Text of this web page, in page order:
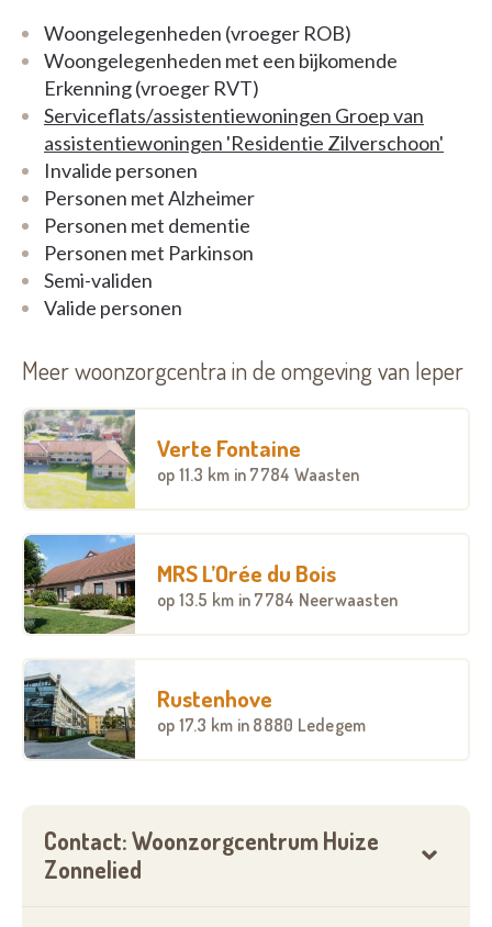
Woongelegenheden (vroeger ROB)
Woongelegenheden met een bijkomende
Erkenning (vroeger RVT)
Serviceflats/assistentiewoningen Groep van
assistentiewoningen 'Residentie Zilverschoon'
Invalide personen
Personen met Alzheimer
Personen met dementie
Personen met Parkinson
Semi-validen
Valide personen
Meer woonzorgcentra in de omgeving van Ieper
Verte Fontaine
op 11.3 km in 7784 Waasten
MRS L’Orée du Bois
op 13.5 km in 7784 Neerwaasten
Rustenhove
op 17.3 km in 8880 Ledegem
Contact: Woonzorgcentrum Huize
Zonnelied